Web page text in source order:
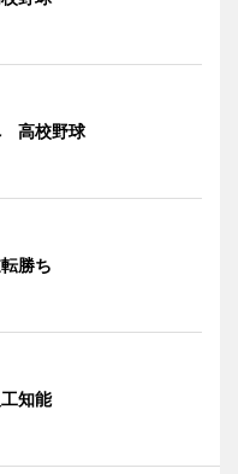
高校野球
勝ち
知能